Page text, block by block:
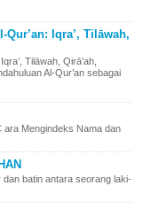
Iqra’, Tilāwah,
Tilāwah, Qirā’ah,
Al-Qur’an sebagai
ara Mengindeks Nama dan
batin antara seorang laki-